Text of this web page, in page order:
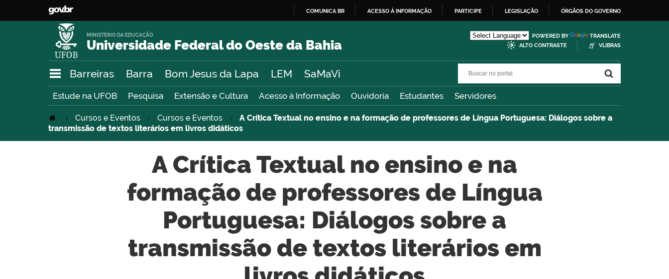
O
COMUNICA BR ACESSO À INFORMAÇÃO PARTICIPE LEGISLAÇÃO ÓRGÃOS DO GOVERNO
Universidade Federal do Oeste da Bahia
MINISTÉRIO DA EDUCAÇÃO POWERED BY
TRANSLATE
ALTO CONTRASTE
VLIBRAS
Barreiras Barra Bom Jesus da Lapa LEM SaMaVi
Estude na UFOB Pesquisa Extensão e Cultura Acesso à Informação Ouvidoria Estudantes Servidores
Cursos e Eventos Cursos e Eventos
A Crítica Textual no ensino e na formação de professores de Língua Portuguesa: Diálogos sobre a
transmissão de textos literários em livros didáticos
A Crítica Textual no ensino e na
formação de professores de Língua
Portuguesa: Diálogos sobre a
transmissão de textos literários em